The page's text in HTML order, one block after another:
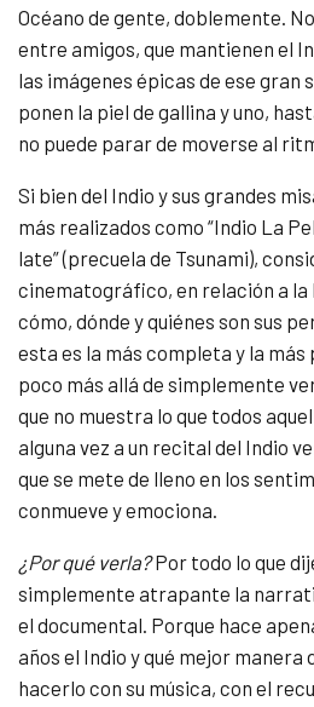
Océano de gente, doblemente.
entre amigos, que mantienen el
las imágenes épicas de ese gran
ponen la piel de gallina y uno,
no puede parar de moverse al
Si bien del Indio y sus grandes
más realizados como “Indio La
late” (precuela de Tsunami),
cinematográfico, en relación a la
cómo, dónde y quiénes son sus
esta es la más completa y la más
poco más allá de simplemente
que no muestra lo que todos
alguna vez a un recital del Indio
que se mete de lleno en los
conmueve y emociona.
¿Por qué verla?Por todo lo que
simplemente atrapante la
el documental. Porque hace
años el Indio y qué mejor manera
hacerlo con su música, con el